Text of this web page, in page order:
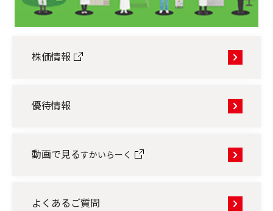
株価情報
優待情報
動画で見るすかいらーく
よくあるご質問